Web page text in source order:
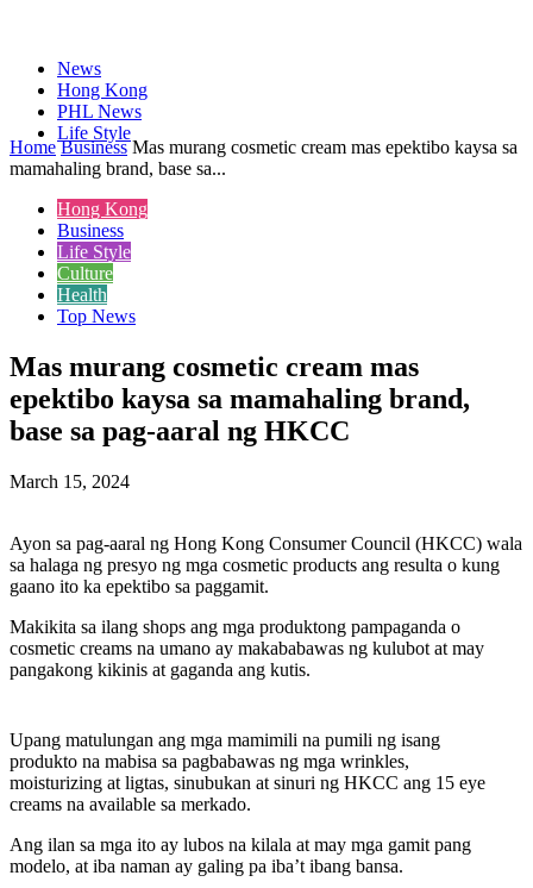
News
Hong Kong
PHL News
Life Style
Home Business Mas murang cosmetic cream mas epektibo kaysa sa
mamahaling brand, base sa...
Hong Kong
Business
Life Style
Culture
Health
Top News
Mas murang cosmetic cream mas
epektibo kaysa sa mamahaling brand,
base sa pag-aaral ng HKCC
March 15, 2024
Ayon sa pag-aaral ng Hong Kong Consumer Council (HKCC) wala
sa halaga ng presyo ng mga cosmetic products ang resulta o kung
gaano ito ka epektibo sa paggamit.
Makikita sa ilang shops ang mga produktong pampaganda o
cosmetic creams na umano ay makababawas ng kulubot at may
pangakong kikinis at gaganda ang kutis.
Upang matulungan ang mga mamimili na pumili ng isang
produkto na mabisa sa pagbabawas ng mga wrinkles,
moisturizing at ligtas, sinubukan at sinuri ng HKCC ang 15 eye
creams na available sa merkado.
Ang ilan sa mga ito ay lubos na kilala at may mga gamit pang
modelo, at iba naman ay galing pa iba’t ibang bansa.
SUBSCRIBE